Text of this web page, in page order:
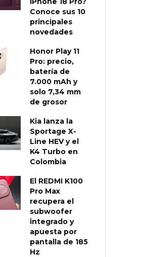
Conoce sus 10
principales
novedades
Honor Play 11
Pro: precio,
batería de
7.000 mAh y
solo 7,34 mm
de grosor
Kia lanza la
Sportage X-
Line HEV y el
K4 Turbo en
Colombia
El REDMI K100
Pro Max
recupera el
subwoofer
integrado y
apuesta por
pantalla de 185
Hz